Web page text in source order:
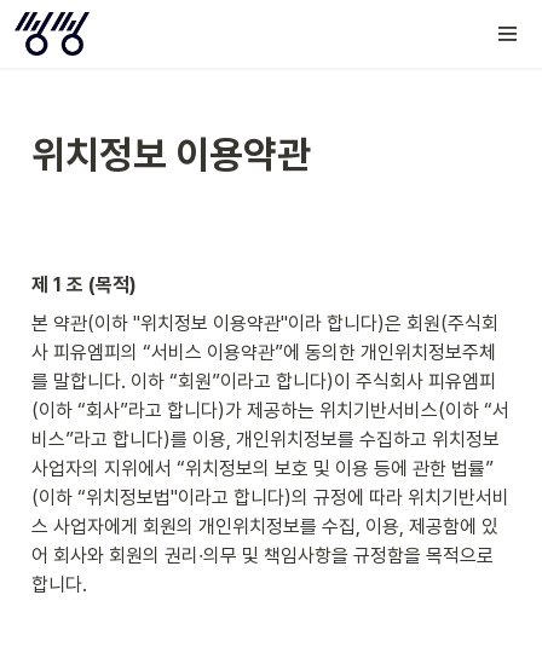
위치정보 이용약관
제 1 조 (목적)
본 약관(이하 "위치정보 이용약관"이라 합니다)은 회원(주식회
사 피유엠피의 “서비스 이용약관”에 동의한 개인위치정보주체
를 말합니다. 이하 “회원”이라고 합니다)이 주식회사 피유엠피
(이하 “회사”라고 합니다)가 제공하는 위치기반서비스(이하 “서
비스”라고 합니다)를 이용, 개인위치정보를 수집하고 위치정보
사업자의 지위에서 “위치정보의 보호 및 이용 등에 관한 법률”
(이하 “위치정보법"이라고 합니다)의 규정에 따라 위치기반서비
스 사업자에게 회원의 개인위치정보를 수집, 이용, 제공함에 있
어 회사와 회원의 권리∙의무 및 책임사항을 규정함을 목적으로
합니다.